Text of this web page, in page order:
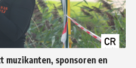
muzikanten, sponsoren en